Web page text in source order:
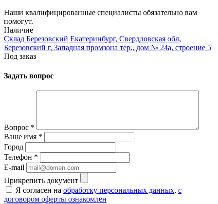
Наши квалифицированные специалисты обязательно вам
помогут.
Наличие
Склад Березовский Екатеринбург, Свердловская обл,
Березовский г, Западная промзона тер., дом № 24а, строение 5
Под заказ
Задать вопрос
Вопрос *
Ваше имя *
Город
Телефон *
E-mail
Прикрепить документ
Я согласен на обработку персональных данных, с
договором оферты ознакомлен